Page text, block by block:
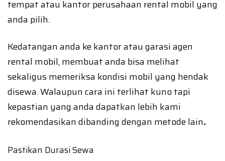
tempat atau kantor perusahaan rental mobil yang
anda pilih.
Kedatangan anda ke kantor atau garasi agen
rental mobil, membuat anda bisa melihat
sekaligus memeriksa kondisi mobil yang hendak
disewa. Walaupun cara ini terlihat kuno tapi
kepastian yang anda dapatkan lebih kami
rekomendasikan dibanding dengan metode lain.
Pastikan Durasi Sewa